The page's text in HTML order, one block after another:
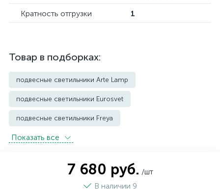
Кратность отгрузки
1
Товар в подборках:
подвесные светильники Arte Lamp
подвесные светильники Eurosvet
подвесные светильники Freya
подвесные светильники Imperium Loft
подвесные светильники Lightstar
Показать всe
7 680 руб. /шт
В наличии 9